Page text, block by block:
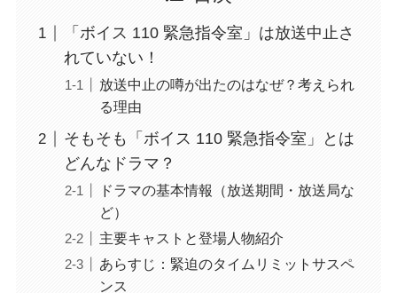
「ボイス 110 緊急指令室」は放送中止さ
れていない！
放送中止の噂が出たのはなぜ？考えられ
る理由
そもそも「ボイス 110 緊急指令室」とは
どんなドラマ？
ドラマの基本情報（放送期間・放送局な
ど）
主要キャストと登場人物紹介
あらすじ：緊迫のタイムリミットサスペ
ンス